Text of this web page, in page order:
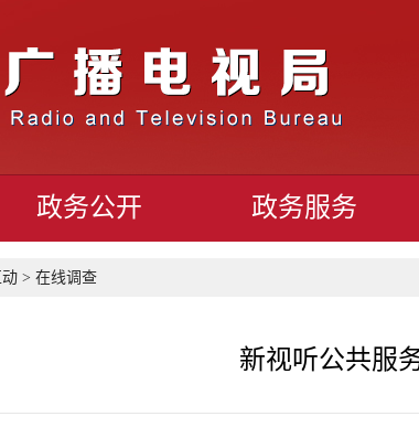
政务公开 政务服务
> 在线调查
新视听公共服